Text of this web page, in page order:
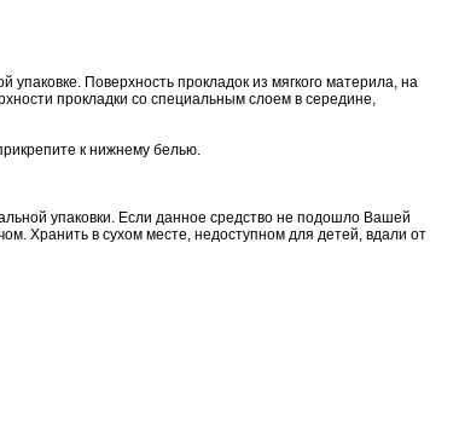
упаковке. Поверхность прокладок из мягкого материла, на
прокладки со специальным слоем в середине,
к нижнему белью.
упаковки. Если данное средство не подошло Вашей
Хранить в сухом месте, недоступном для детей, вдали от